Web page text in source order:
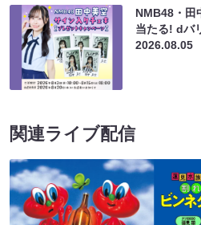
NMB48・田
当たる! dバ
2026.08.05
関連ライブ配信